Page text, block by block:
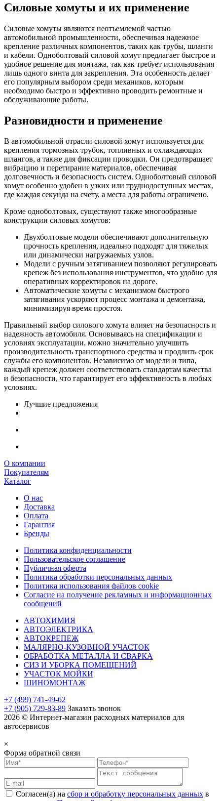
Силовые хомуты и их применение
Силовые хомуты являются неотъемлемой частью
автомобильной промышленности, обеспечивая надежное
крепление различных компонентов, таких как трубы, шланги
и кабели. Одноболтовый силовой хомут предлагает быстрое и
удобное решение для монтажа, так как требует использования
лишь одного винта для закрепления. Эта особенность делает
его популярным выбором среди механиков, которым
необходимо быстро и эффективно проводить ремонтные и
обслуживающие работы.
Разновидности и применение
В автомобильной отрасли силовой хомут используется для
крепления тормозных трубок, топливных и охлаждающих
шлангов, а также для фиксации проводки. Он предотвращает
вибрацию и перетирание материалов, обеспечивая
долговечность и безопасность систем. Одноболтовый силовой
хомут особенно удобен в узких или труднодоступных местах,
где каждая секунда на счету, а места для работы ограничено.
Кроме одноболтовых, существуют также многообразные
конструкции силовых хомутов:
Двухболтовые модели обеспечивают дополнительную
прочность крепления, идеально подходят для тяжелых
или динамически нагружаемых узлов.
Модели с ручным затягиванием позволяют регулировать
крепеж без использования инструментов, что удобно для
оперативных корректировок на дороге.
Автоматические хомуты с механизмом быстрого
затягивания ускоряют процесс монтажа и демонтажа,
минимизируя время простоя.
Правильный выбор силового хомута влияет на безопасность и
надежность автомобиля. Основываясь на спецификации и
условиях эксплуатации, можно значительно улучшить
производительность транспортного средства и продлить срок
службы его компонентов. Независимо от модели и типа,
каждый крепеж должен соответствовать стандартам качества
и безопасности, что гарантирует его эффективность в любых
условиях.
Лучшие предложения
О компании
Покупателям
Каталог
О нас
Доставка
Оплата
Гарантия
Бренды
Политика конфиденциальности
Пользовательское соглашение
Публичная оферта
Политика обработки персональных данных
Политика использования файлов cookie
Согласие на получение рекламных и информационных
сообщений
АВТОХИМИЯ
АВТОЭЛЕКТРИКА
АВТОКРЕПЕЖ
МАЛЯРНО-КУЗОВНОЙ УЧАСТОК
ОБРАБОТКА МЕТАЛЛА И СВАРКА
СИЗ И УБОРКА ПОМЕЩЕНИЙ
УЧАСТОК МОЙКИ
ШИНОМОНТАЖ
+7 (499) 741-49-62
+7 (905) 729-83-89 Заказать звонок
2026 © Интернет-магазин расходных материалов для
автосервисов
×
Форма обратной связи
Согласен(а) на сбор и обработку персональных данных в